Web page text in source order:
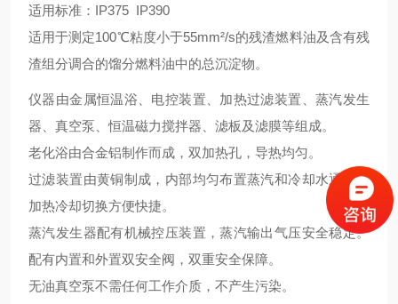
适用标准：IP375 IP390
适用于测定100℃粘度小于55mm²/s的残渣燃料油及含有残
渣组分调合的馏分燃料油中的总沉淀物。
仪器由金属恒温浴、电控装置、加热过滤装置、蒸汽发生
器、真空泵、恒温磁力搅拌器、滤板及滤膜等组成。
老化浴由合金铝制作而成，双加热孔，导热均匀。
过滤装置由黄铜制成，内部均匀布置蒸汽和冷却水通道。
加热冷却切换方便快捷。
蒸汽发生器配有机械控压装置，蒸汽输出气压安全稳定。
配有内置和外置双安全阀，双重安全保障。
无油真空泵不需任何工作介质，不产生污染。